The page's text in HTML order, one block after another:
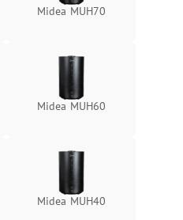
Midea MUH70
Midea MUH60
Midea MUH40